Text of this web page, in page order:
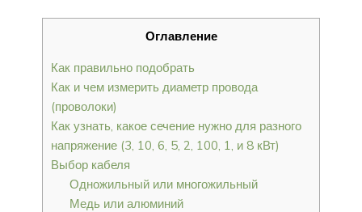
Оглавление
Как правильно подобрать
Как и чем измерить диаметр провода
(проволоки)
Как узнать, какое сечение нужно для разного
напряжение (3, 10, 6, 5, 2, 100, 1, и 8 кВт)
Выбор кабеля
Одножильный или многожильный
Медь или алюминий